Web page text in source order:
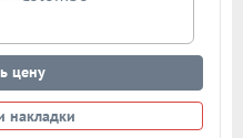
цену
накладки